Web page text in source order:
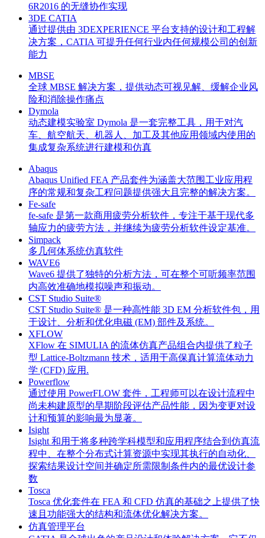
6R2016 的无缝协作实现
3DE CATIA
通过提供由 3DEXPERIENCE 平台支持的设计和工程解
决方案，CATIA 可提升任何行业内任何规模公司的创新
能力
MBSE
全球 MBSE 解决方案，提供动态可视见解、缓解企业风
险和消除操作痛点
Dymola
动态建模实验室 Dymola 是一套完整工具，用于对汽
车、航空航天、机器人、加工及其他应用领域内使用的
集成复杂系统进行建模和仿真
Abaqus
Abaqus Unified FEA 产品套件为涵盖大范围工业应用程
序的常规和复杂工程问题提供强大且完整的解决方案。
Fe-safe
fe-safe 是第一款商用疲劳分析软件，专注于基于现代多
轴应力的疲劳方法，并继续为疲劳分析软件设定基准。
Simpack
多几何体系统仿真软件
WAVE6
Wave6 提供了独特的分析方法，可在整个可听频率范围
内高效准确地模拟噪声和振动。
CST Studio Suite®
CST Studio Suite® 是一种高性能 3D EM 分析软件包，用
于设计、分析和优化电磁 (EM) 部件及系统。
XFLOW
XFlow 在 SIMULIA 的流体仿真产品组合内提供了粒子
型 Lattice-Boltzmann 技术，适用于高保真计算流体动力
学 (CFD) 应用.
Powerflow
通过使用 PowerFLOW 套件，工程师可以在设计流程中
尚未构建原型的早期阶段评估产品性能，因为变更对设
计和预算的影响最为显著。
Isight
Isight 和用于将多种跨学科模型和应用程序结合到仿真流
程中、在整个分布式计算资源中实现其执行的自动化、
探索结果设计空间并确定所需限制条件内的最优设计参
数
Tosca
Tosca 优化套件在 FEA 和 CFD 仿真的基础之上提供了快
速且功能强大的结构和流体优化解决方案。
仿真管理平台